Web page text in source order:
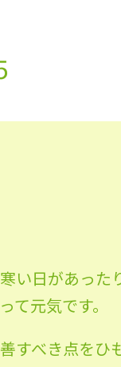
い日があった
元気です。
すべき点をひ